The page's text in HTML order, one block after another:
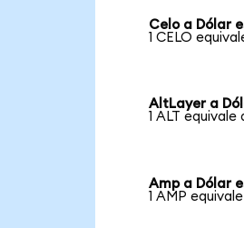
Celo a Dólar
1 CELO
AltLayer a
1 ALT equivale
Amp a Dólar
1 AMP